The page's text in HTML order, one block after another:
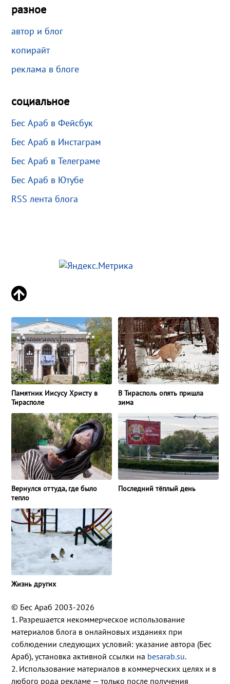
разное
автор и блог
копирайт
реклама в блоге
социальное
Бес Араб в Фейсбук
Бес Араб в Инстаграм
Бес Араб в Телеграме
Бес Араб в Ютубе
RSS лента блога
Памятник Иисусу Христу в
Тирасполе
В Тирасполь опять пришла
зима
Вернулся оттуда, где было
тепло
Последний тёплый день
Жизнь других
© Бес Араб 2003-2026
1. Разрешается некоммерческое использование
материалов блога в онлайновых изданиях при
соблюдении следующих условий: указание автора (Бес
Араб), установка активной ссылки на besarab.su.
2. Использование материалов в коммерческих целях и в
любого рода рекламе — только после получения